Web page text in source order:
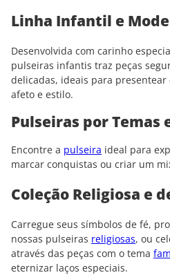
Linha Infantil e
Desenvolvida com carinho
pulseiras infantis traz peças
delicadas, ideais para
afeto e estilo.
Pulseiras por Temas
Encontre a pulseira ideal para
marcar conquistas ou criar um
Coleção Religiosa e
Carregue seus símbolos de fé,
nossas pulseiras religiosas, ou
através das peças com o tema
eternizar laços especiais.